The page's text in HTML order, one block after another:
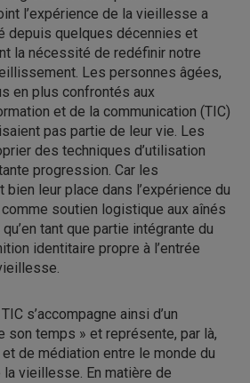
l’expérience de la vieillesse a
depuis quelques décennies et
la nécessité de redéfinir notre
Les personnes âgées,
en plus confrontés aux
et de la communication (TIC)
pas partie de leur vie. Les
des techniques d’utilisation
progression. Car les
leur place dans l’expérience du
soutien logistique aux aînés
tant que partie intégrante du
identitaire propre à l’entrée
s’accompagne ainsi d’un
son temps » et représente, par là,
de médiation entre le monde du
vieillesse. En matière de